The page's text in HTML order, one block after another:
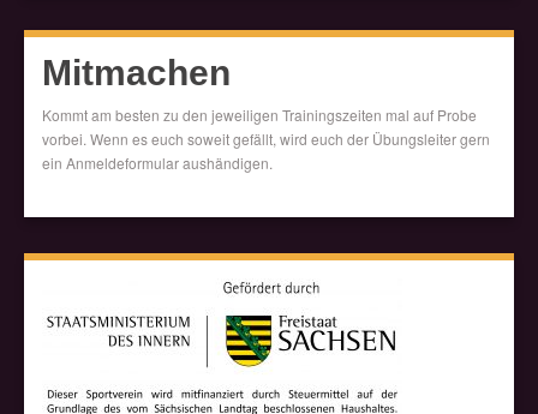
Mitmachen
Kommt am besten zu den jeweiligen Trainingszeiten mal auf Probe
vorbei. Wenn es euch soweit gefällt, wird euch der Übungsleiter gern
ein Anmeldeformular aushändigen.